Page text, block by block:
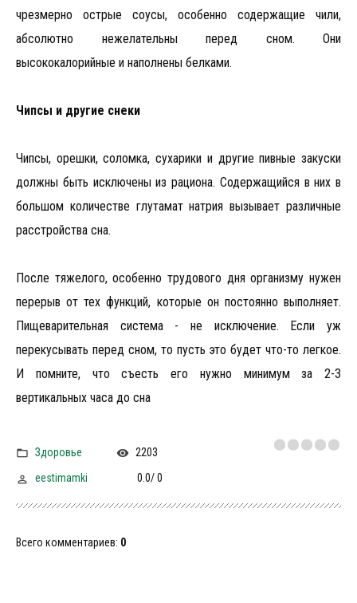
чрезмерно острые соусы, особенно содержащие чили,
абсолютно нежелательны перед сном. Они
высококалорийные и наполнены белками.
Чипсы и другие снеки
Чипсы, орешки, соломка, сухарики и другие пивные закуски
должны быть исключены из рациона. Содержащийся в них в
большом количестве глутамат натрия вызывает различные
расстройства сна.
После тяжелого, особенно трудового дня организму нужен
перерыв от тех функций, которые он постоянно выполняет.
Пищеварительная система - не исключение. Если уж
перекусывать перед сном, то пусть это будет что-то легкое.
И помните, что съесть его нужно минимум за 2-3
вертикальных часа до сна
Здоровье 2203
eestimamki 0.0/0
Всего комментариев: 0